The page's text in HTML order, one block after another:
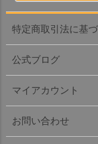
特定商取引法に基
公式ブログ
マイアカウント
お問い合わせ